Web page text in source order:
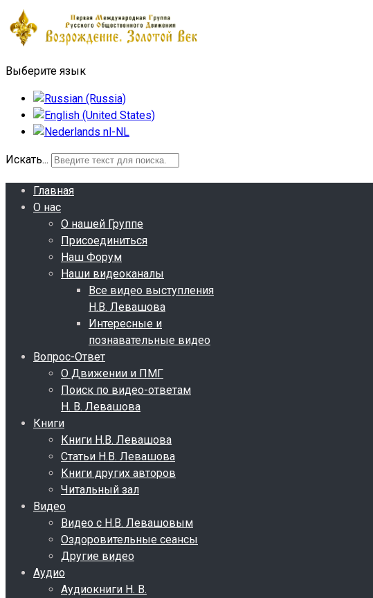
Выберите язык
Искать...
Главная
О нас
О нашей Группе
Присоединиться
Наш Форум
Наши видеоканалы
Все видео выступления
Н.В. Левашова
Интересные и
познавательные видео
Вопрос-Ответ
О Движении и ПМГ
Поиск по видео-ответам
Н. В. Левашова
Книги
Книги Н.В. Левашова
Статьи Н.В. Левашова
Книги других авторов
Читальный зал
Видео
Видео с Н.В. Левашовым
Оздоровительные сеансы
Другие видео
Аудио
Аудиокниги Н. В.